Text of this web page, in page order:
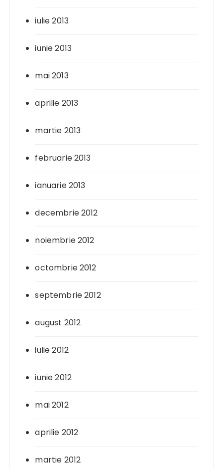
iulie 2013
iunie 2013
mai 2013
aprilie 2013
martie 2013
februarie 2013
ianuarie 2013
decembrie 2012
noiembrie 2012
octombrie 2012
septembrie 2012
august 2012
iulie 2012
iunie 2012
mai 2012
aprilie 2012
martie 2012